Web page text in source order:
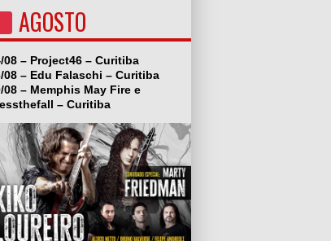
AGOSTO
08 – Project46 – Curitiba
08 – Edu Falaschi – Curitiba
08 – Memphis May Fire e
– Curitiba